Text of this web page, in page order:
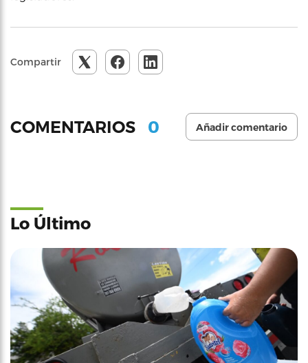
Compartir
COMENTARIOS 0 Añadir comentario
Lo Último